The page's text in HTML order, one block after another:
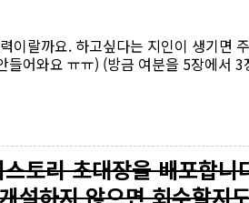
이랄까요. 하고싶다는 지인이 생기면
어와요 ㅠㅠ) (방금 여분을 5장에서
토리 초대장을 배포합니
설하지 않으면 회수할지